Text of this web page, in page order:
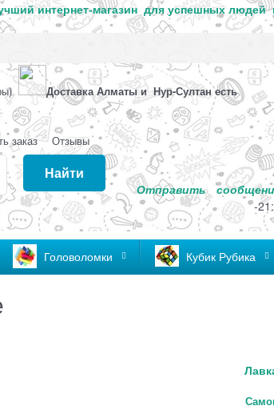
интернет-магазин для успешных людей
Доставка Алматы и Нур-Султан есть
заказ Отзывы
Найти
Отправить
-
Головоломки Кубик Рубика